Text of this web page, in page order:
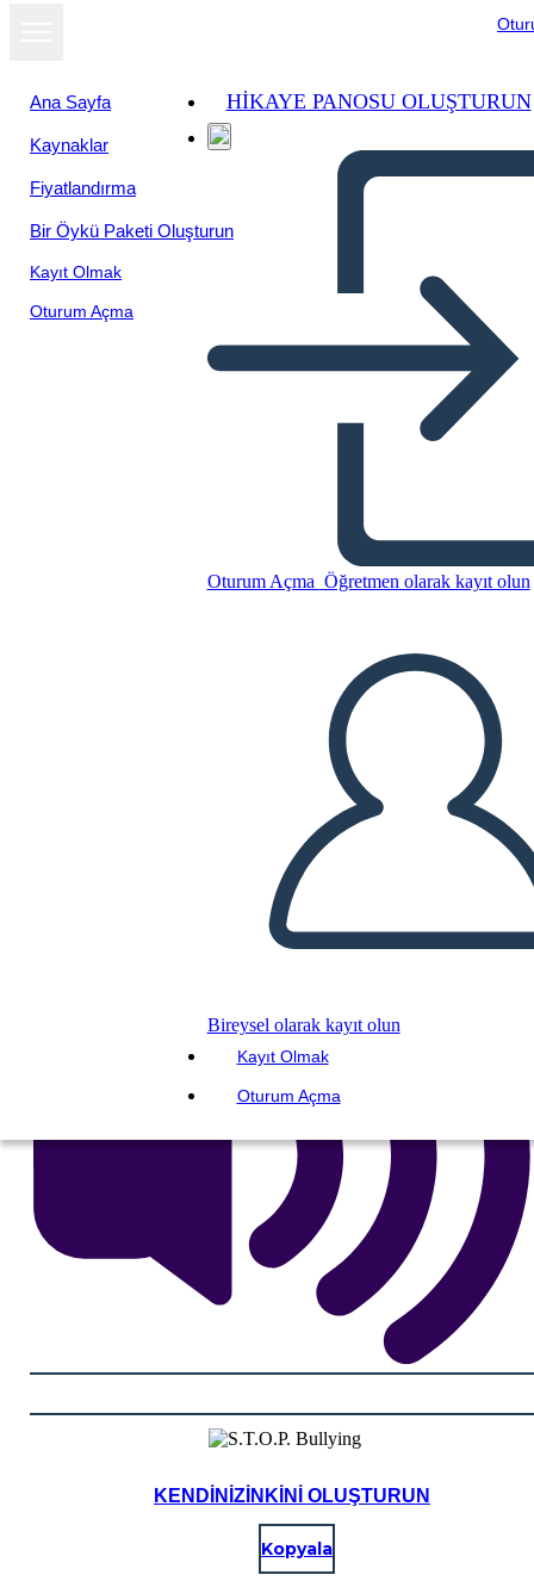
Ana Sayfa
Kaynaklar
Fiyatlandırma
Bir Öykü Paketi Oluşturun
Kayıt Olmak
Oturum Açma
HIKAYE PANOSU OLUŞTURUN
Oturum Açma Öğretmen olarak kayıt olun
Bireysel olarak kayıt olun
Kayıt Olmak
Oturum Açma
S.T.O.P. Bullying
Bu Öykü Panosunu kopyala
BİR HİKAYE PANOSU OLUŞTUR
SLAYT GÖSTERİSİNİ OYNAT
BENİ OKU
KENDINIZINKINI OLUŞTURUN
Kopyala